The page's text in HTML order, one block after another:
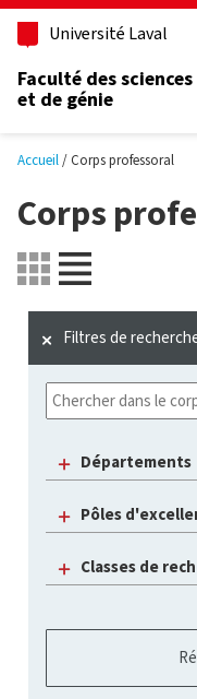
Université Laval
Faculté des sciences
et de génie
Accueil Corps professoral
Corps
Filtres de
Départements
Pôles
Classes de